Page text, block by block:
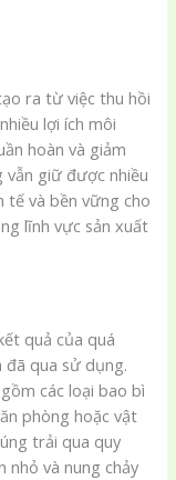
ra từ việc thu hồi
lợi ích môi
hoàn và giảm
vẫn giữ được nhiều
tế và bền vững cho
lĩnh vực sản xuất
quả của quá
đã qua sử dụng.
các loại bao bì
phòng hoặc vật
trải qua quy
nhỏ và nung chảy